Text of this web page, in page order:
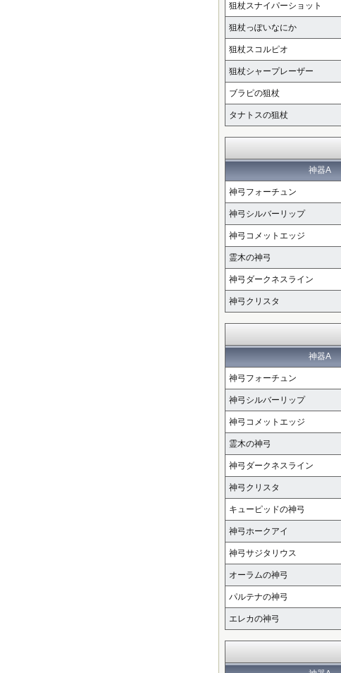
狙杖スナイパーショット
狙杖っぽいなにか
狙杖スコルピオ
狙杖シャープレーザー
ブラピの狙杖
タナトスの狙杖
神器A
神弓フォーチュン
神弓シルバーリップ
神弓コメットエッジ
霊木の神弓
神弓ダークネスライン
神弓クリスタ
神器A
神弓フォーチュン
神弓シルバーリップ
神弓コメットエッジ
霊木の神弓
神弓ダークネスライン
神弓クリスタ
キューピッドの神弓
神弓ホークアイ
神弓サジタリウス
オーラムの神弓
パルテナの神弓
エレカの神弓